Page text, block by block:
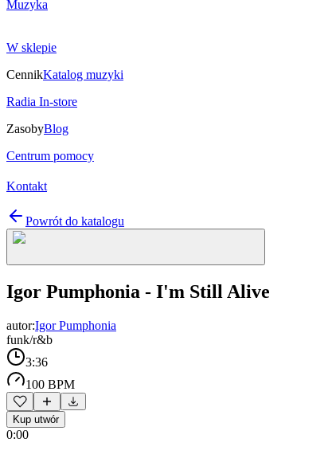
Muzyka
W sklepie
CennikKatalog muzyki
Radia In-store
ZasobyBlog
Centrum pomocy
Kontakt
Powrót do katalogu
Igor Pumphonia - I'm Still Alive
autor:Igor Pumphonia
funk/r&b
3:36
100 BPM
Kup utwór
0:00